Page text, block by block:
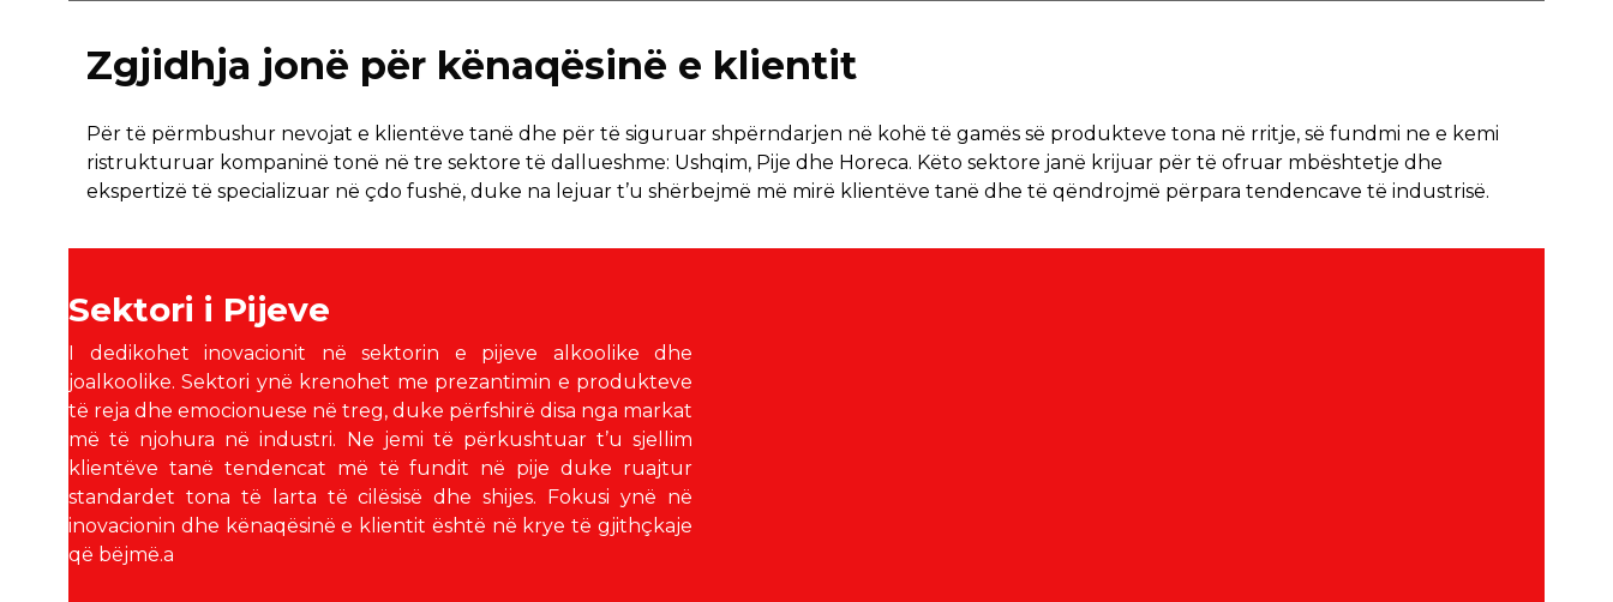
Zgjidhja jonë për kënaqësinë e klientit
Për të përmbushur nevojat e klientëve tanë dhe për të siguruar shpërndarjen në kohë të gamës së produkteve tona në rritje, së fundmi ne e kemi
ristrukturuar kompaninë tonë në tre sektore të dallueshme: Ushqim, Pije dhe Horeca. Këto sektore janë krijuar për të ofruar mbështetje dhe
ekspertizë të specializuar në çdo fushë, duke na lejuar t’u shërbejmë më mirë klientëve tanë dhe të qëndrojmë përpara tendencave të industrisë.
Sektori i Pijeve
I dedikohet inovacionit në sektorin e pijeve alkoolike dhe
joalkoolike. Sektori ynë krenohet me prezantimin e produkteve
të reja dhe emocionuese në treg, duke përfshirë disa nga markat
më të njohura në industri. Ne jemi të përkushtuar t’u sjellim
klientëve tanë tendencat më të fundit në pije duke ruajtur
standardet tona të larta të cilësisë dhe shijes. Fokusi ynë në
inovacionin dhe kënaqësinë e klientit është në krye të gjithçkaje
që bëjmë.a